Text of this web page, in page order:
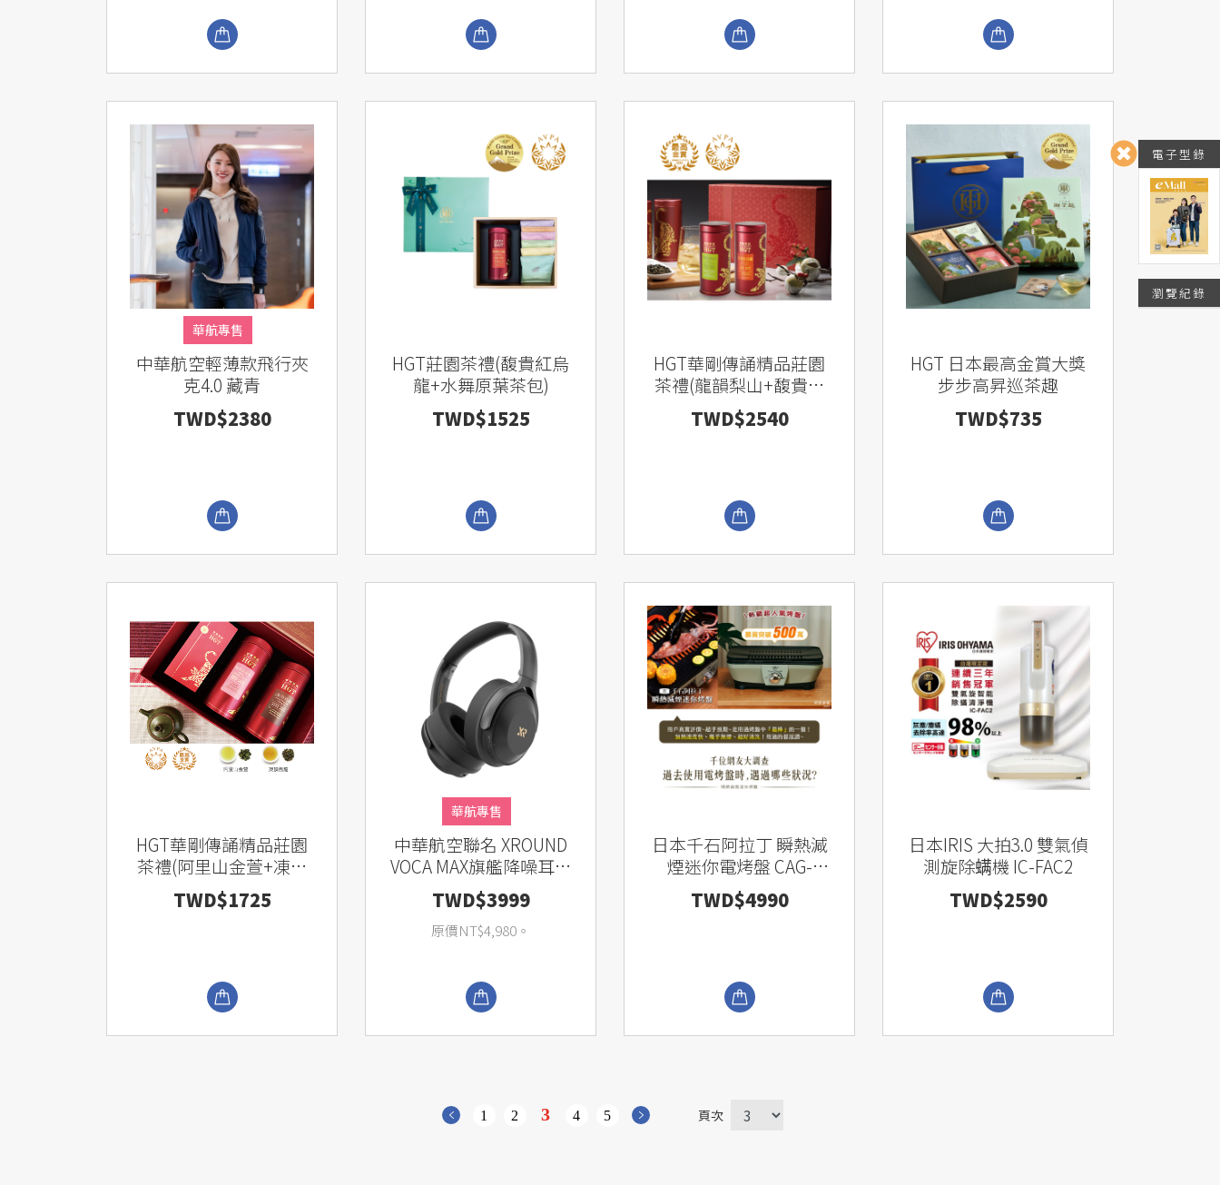
華航專售
中華航空輕薄款飛行夾
克4.0 藏青
TWD$2380
HGT莊園茶禮(馥貴紅烏
龍+水舞原葉茶包)
TWD$1525
HGT華剛傳誦精品莊園
茶禮(龍韻梨山+馥貴紅
烏龍)
TWD$2540
HGT 日本最高金賞大獎
步步高昇巡茶趣
TWD$735
HGT華剛傳誦精品莊園
茶禮(阿里山金萱+凍頂
烏龍)
TWD$1725
華航專售
中華航空聯名 XROUND
VOCA MAX旗艦降噪耳罩
耳機
TWD$3999
原價NT$4,980。
日本千石阿拉丁 瞬熱減
煙迷你電烤盤 CAG-
MG7T
TWD$4990
日本IRIS 大拍3.0 雙氣偵
測旋除螨機 IC-FAC2
TWD$2590
1 2 3 4 5 頁次
電子型錄
瀏覽紀錄